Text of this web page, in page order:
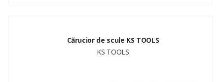
Cărucior de scule KS TOOLS
KS TOOLS